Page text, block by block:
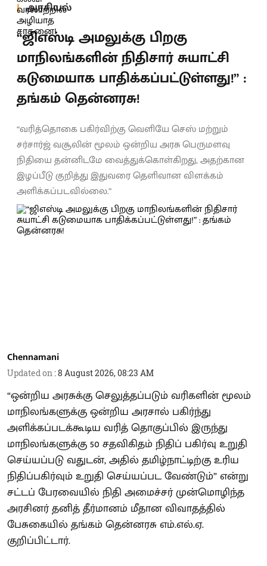
அரசியல்
“ஜிஎஸ்டி அமலுக்கு பிறகு
மாநிலங்களின் நிதிசார் சுயாட்சி
கடுமையாக பாதிக்கப்பட்டுள்ளது!” :
தங்கம் தென்னரசு!
“வரித்தொகை பகிர்விற்கு வெளியே செஸ் மற்றும்
சர்சார்ஜ் வசூலின் மூலம் ஒன்றிய அரசு பெருமளவு
நிதியை தன்னிடமே வைத்துக்கொள்கிறது, அதற்கான
இழப்பீடு குறித்து இதுவரை தெளிவான விளக்கம்
அளிக்கப்படவில்லை.”
Chennamani
Updated on :8 August 2026, 08:23 AM
“ஒன்றிய அரசுக்கு செலுத்தப்படும் வரிகளின் மூலம்
மாநிலங்களுக்கு ஒன்றிய அரசால் பகிர்ந்து
அளிக்கப்படக்கூடிய வரித் தொகுப்பில் இருந்து
மாநிலங்களுக்கு 50 சதவிகிதம் நிதிப் பகிர்வு உறுதி
செய்யப்படு வதுடன், அதில் தமிழ்நாட்டிற்கு உரிய
நிதிப்பகிர்வும் உறுதி செய்யப்பட வேண்டும்” என்று
சட்டப் பேரவையில் நிதி அமைச்சர் முன்மொழிந்த
அரசினர் தனித் தீர்மானம் மீதான விவாதத்தில்
பேசுகையில் தங்கம் தென்னரசு எம்.எல்.ஏ.
குறிப்பிட்டார்.